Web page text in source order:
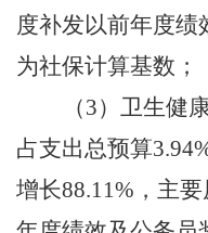
度补发以前年度
为社保计算基数 ；
（3）卫生健
占支出总预算3.94
增长88.11%，主